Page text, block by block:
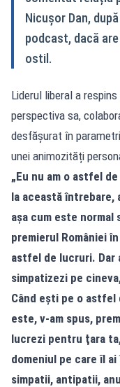
Nicușor Dan,
podcast, dacă
ostil.
Liderul liberal a
perspectiva sa,
desfășurat în
unei animozități
„Eu nu am o astfel
la această întrebare,
aşa cum este normal
premierul României
astfel de lucruri. Dar
simpatizezi pe
Când eşti pe o
este, v-am spus,
lucrezi pentru ţara
domeniul pe care îl
simpatii, antipatii,